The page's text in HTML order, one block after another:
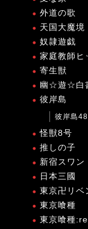
外道の歌
天国大魔境
奴隷遊戯
家庭教師ヒ
寄生獣
幽☆遊☆白
彼岸島
彼岸島
怪獣8号
推しの子
新宿スワン
日本三國
東京卍リベ
東京喰種
東京喰種:re